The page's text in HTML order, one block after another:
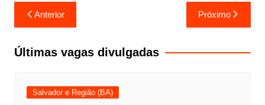
Navegação
de
Post
Anterior Próximo
Últimas vagas divulgadas
Salvador e Região (BA)